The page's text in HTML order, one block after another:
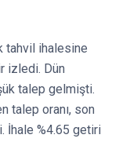
tahvil ihalesine
izledi. Dün
talep gelmişti.
talep oranı, son
İhale %4.65 getiri